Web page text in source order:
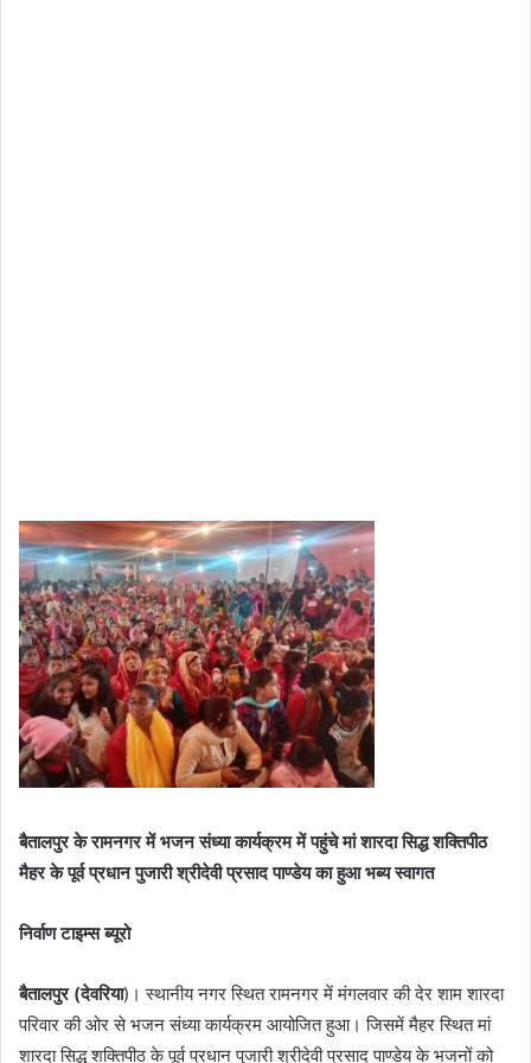
बैतालपुर के रामनगर में भजन संध्या कार्यक्रम में पहुंचे मां शारदा सिद्ध शक्तिपीठ
मैहर के पूर्व प्रधान पुजारी श्रीदेवी प्रसाद पाण्डेय का हुआ भब्य स्वागत
निर्वाण टाइम्स ब्यूरो
बैतालपुर (देवरिया)। स्थानीय नगर स्थित रामनगर में मंगलवार की देर शाम शारदा
परिवार की ओर से भजन संध्या कार्यक्रम आयोजित हुआ। जिसमें मैहर स्थित मां
शारदा सिद्ध शक्तिपीठ के पूर्व प्रधान पुजारी श्रीदेवी प्रसाद पाण्डेय के भजनों को